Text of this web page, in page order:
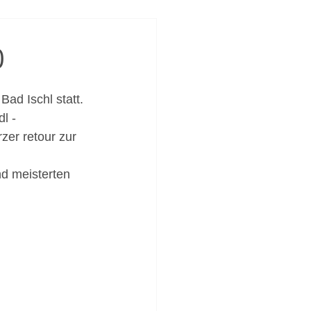
Ischl statt.
-
retour zur
meisterten